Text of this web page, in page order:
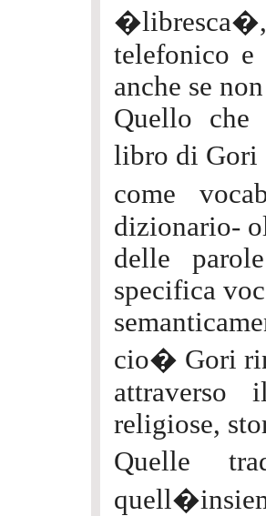
�libresca�,
telefonico e
anche se
Quello che
libro di Gori
come
dizionario-
delle
specifica
cio� Gori
attraverso
religiose,
Quelle